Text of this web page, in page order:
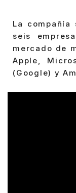
La
seis
mercado de
Apple,
(Google) y